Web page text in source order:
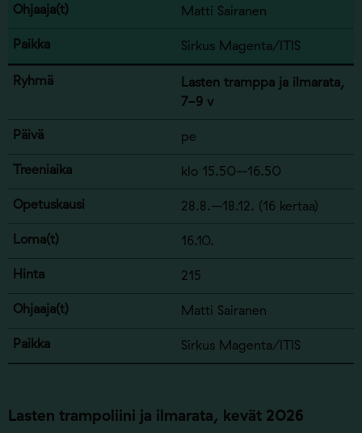
Matti Sairanen
Sirkus Magenta/ITIS
Lasten tramppa ja ilmarata,
7-9 v
pe
klo 15.50–16.50
28.8.–18.12. (16 kertaa)
16.10.
215
Matti Sairanen
Sirkus Magenta/ITIS
Lasten trampoliini ja ilmarata, kevät 2026